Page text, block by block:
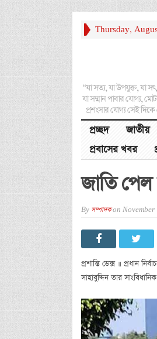
Thursday,
“যা সত্য, যা উপযুক্ত, যা
যা সম্মান পাবার যোগ্য,
প্রশংসার যোগ্য সেই
প্রচ্ছদ জাতীয়
প্রবাসের খবর
জাতি পেল
By সম্পাদকon November
প্রশান্তি ডেক্স ॥ প্রধান
সাহাবুদ্দিন তার